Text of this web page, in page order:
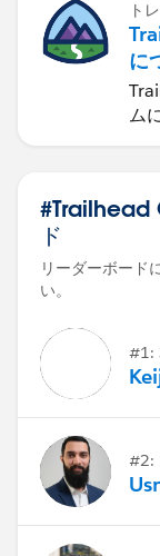
ト
に
ム
#Trailhead
ド
リーダーボード
い。
#1:
#2: